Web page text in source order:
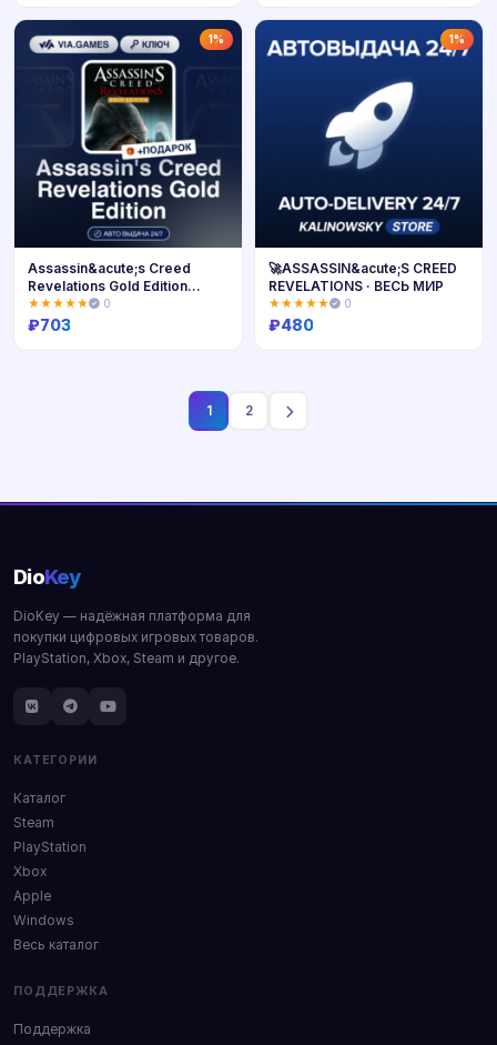
Купить Купить
1%
Assassin&acute;s Creed
Revelations Gold Edition
(Ubisoft / Uplay Ключ) МИР
(Не все страны)
★★★★★ 0
₽703
1%
🚀ASSASSIN&acute;S CREED
REVELATIONS · ВЕСЬ МИР
★★★★★ 0
₽480
1 2
DioKey
DioKey — надёжная платформа для
покупки цифровых игровых товаров.
PlayStation, Xbox, Steam и другое.
КАТЕГОРИИ
Каталог
Steam
PlayStation
Xbox
Apple
Windows
Весь каталог
ПОДДЕРЖКА
Поддержка